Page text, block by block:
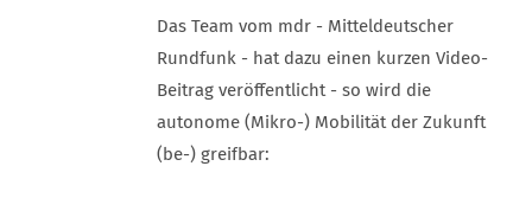
Das Team vom mdr - Mitteldeutscher
Rundfunk - hat dazu einen kurzen Video-
Beitrag veröffentlicht - so wird die
autonome (Mikro-) Mobilität der Zukunft
(be-) greifbar: